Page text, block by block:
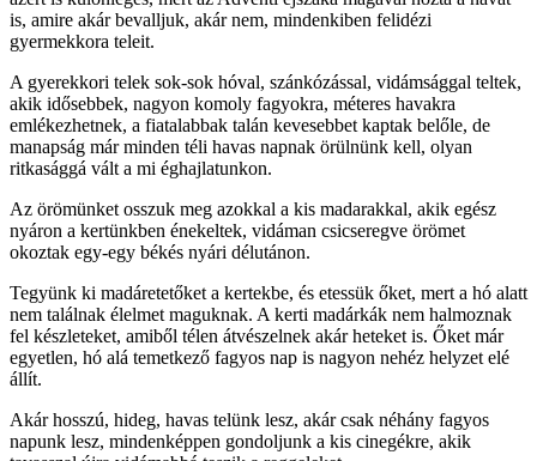
is, amire akár bevalljuk, akár nem, mindenkiben felidézi
gyermekkora teleit.
A gyerekkori telek sok-sok hóval, szánkózással, vidámsággal teltek,
akik idősebbek, nagyon komoly fagyokra, méteres havakra
emlékezhetnek, a fiatalabbak talán kevesebbet kaptak belőle, de
manapság már minden téli havas napnak örülnünk kell, olyan
ritkasággá vált a mi éghajlatunkon.
Az örömünket osszuk meg azokkal a kis madarakkal, akik egész
nyáron a kertünkben énekeltek, vidáman csicseregve örömet
okoztak egy-egy békés nyári délutánon.
Tegyünk ki madáretetőket a kertekbe, és etessük őket, mert a hó alatt
nem találnak élelmet maguknak. A kerti madárkák nem halmoznak
fel készleteket, amiből télen átvészelnek akár heteket is. Őket már
egyetlen, hó alá temetkező fagyos nap is nagyon nehéz helyzet elé
állít.
Akár hosszú, hideg, havas telünk lesz, akár csak néhány fagyos
napunk lesz, mindenképpen gondoljunk a kis cinegékre, akik